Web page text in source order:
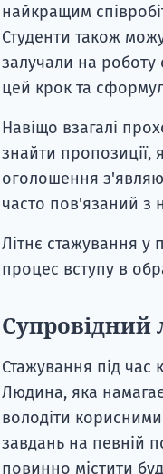
найкращим
Студенти також
залучали на роботу
цей крок та
Навіщо взагалі
знайти пропозиції,
оголошення
часто пов'язаний
Літнє стажування
процес вступу в
Супровідний
Стажування під
Людина, яка
володіти
завдань на певній
повинно містити